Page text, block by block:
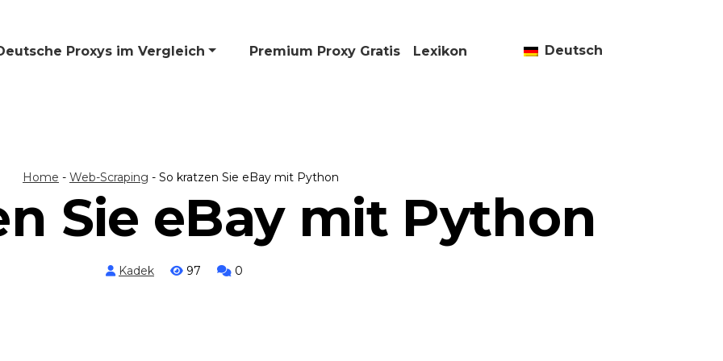
Proxys im Vergleich 🎁 Premium Proxy Gratis Lexikon Deutsch
Home - Web-Scraping - So kratzen Sie eBay mit Python
Sie eBay mit Python
Kadek 97 0